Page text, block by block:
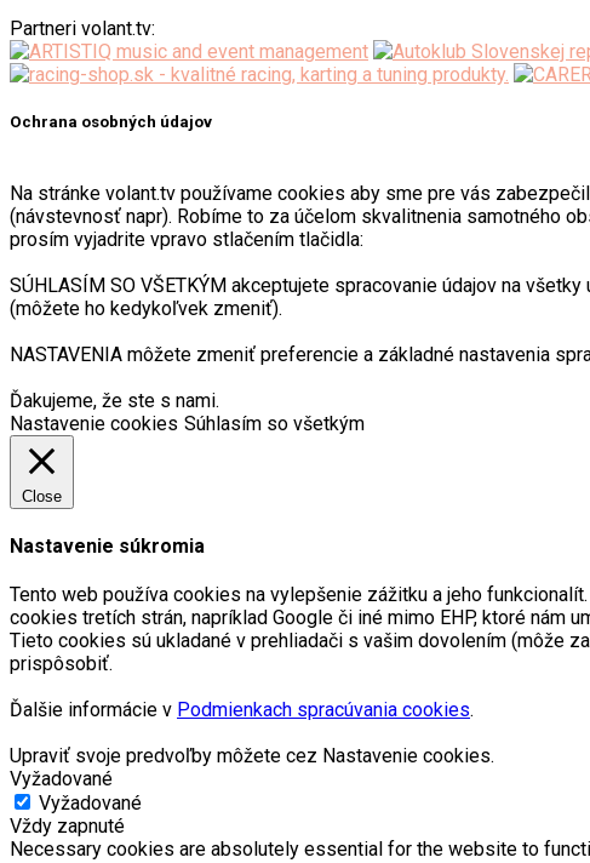
Partneri volant.tv:
Ochrana osobných údajov
Na stránke volant.tv používame cookies aby sme pre vás
(návstevnosť napr). Robíme to za účelom skvalitnenia samotného
prosím vyjadrite vpravo stlačením tlačidla:
SÚHLASÍM SO VŠETKÝM akceptujete spracovanie údajov na
(môžete ho kedykoľvek zmeniť).
NASTAVENIA môžete zmeniť preferencie a základné nastavenia
Ďakujeme, že ste s nami.
Nastavenie cookies Súhlasím so všetkým
Close
Nastavenie súkromia
Tento web používa cookies na vylepšenie zážitku a jeho
cookies tretích strán, napríklad Google či iné mimo EHP, ktoré nám
Tieto cookies sú ukladané v prehliadači s vašim dovolením (môže
prispôsobiť.
Ďalšie informácie v Podmienkach spracúvania cookies.
Upraviť svoje predvoľby môžete cez Nastavenie cookies.
Vyžadované
Vyžadované
Vždy zapnuté
Necessary cookies are absolutely essential for the website to